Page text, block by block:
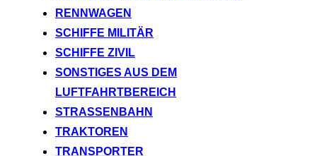
RENNWAGEN
SCHIFFE MILITÄR
SCHIFFE ZIVIL
SONSTIGES AUS DEM
LUFTFAHRTBEREICH
STRASSENBAHN
TRAKTOREN
TRANSPORTER